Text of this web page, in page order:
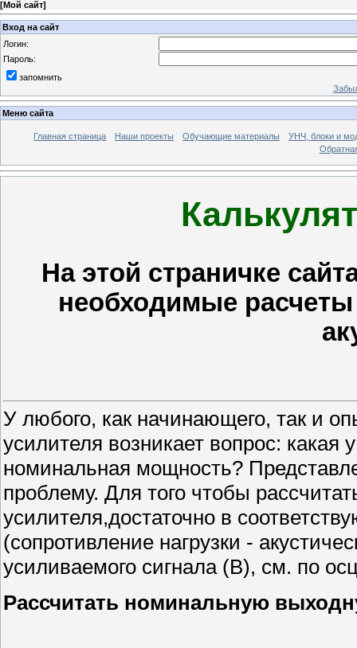
[Мой сайт]
Вход на сайт
Логин:
Пароль:
запомнить
Меню сайта
Главная страница Наши проекты Обучающие материалы
УНЧ, блоки и
На этой страничке
необходимые
У любого, как начинающего, так и
усилителя возникает вопрос: какая
номинальная мощность?
проблему. Для того чтобы
усилителя,достаточно в
(сопротивление нагрузки -
усиливаемого сигнала (В), см. по
Рассчитать номинальную